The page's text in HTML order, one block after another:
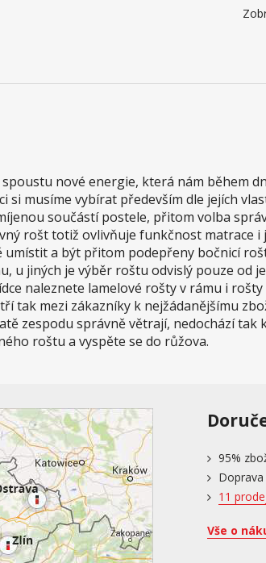
nové energie, která nám během
si musíme vybírat především dle jejích
součástí postele, přitom volba
rošt totiž ovlivňuje funkčnost matrace
a být přitom podepřeny bočnicí
u jiných je výběr roštu odvislý pouze od
naleznete lamelové rošty v rámu i
tak mezi zákazníky k nejžádanějšímu
zespodu správně větrají, nedochází tak
roštu a vyspěte se do růžova.
95%
Doprava
11
Vše o